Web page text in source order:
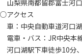
山梨県南都留郡富士河
○アクセス
車：中央自動車道河口
電車・バス：JR中央本
河口湖駅下車徒歩10分